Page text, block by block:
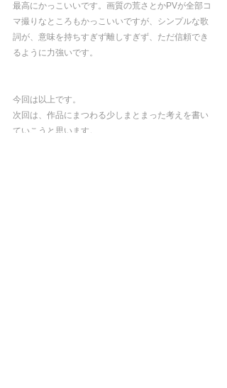
最高にかっこいいです。画質の荒さとかPVが全部コ
マ撮りなところもかっこいいですが、シンプルな歌
詞が、意味を持ちすぎず離しすぎず、ただ信頼でき
るように力強いです。
今回は以上です。
次回は、作品にまつわる少しまとまった考えを書い
ていこうと思います。